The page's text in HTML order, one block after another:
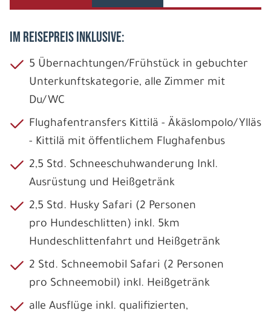
IM REISEPREIS INKLUSIVE:
5 Übernachtungen/Frühstück in gebuchter
Unterkunftskategorie, alle Zimmer mit
Du/WC
Flughafentransfers Kittilä - Äkäslompolo/Ylläs
- Kittilä mit öffentlichem Flughafenbus
2,5 Std. Schneeschuhwanderung Inkl.
Ausrüstung und Heißgetränk
2,5 Std. Husky Safari (2 Personen
pro Hundeschlitten) inkl. 5km
Hundeschlittenfahrt und Heißgetränk
2 Std. Schneemobil Safari (2 Personen
pro Schneemobil) inkl. Heißgetränk
alle Ausflüge inkl. qualifizierten,